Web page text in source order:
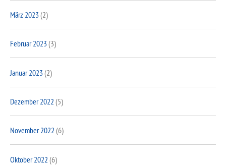
März 2023(2)
Februar 2023(3)
Januar 2023(2)
Dezember 2022 (5)
November 2022 (6)
Oktober 2022 (6)